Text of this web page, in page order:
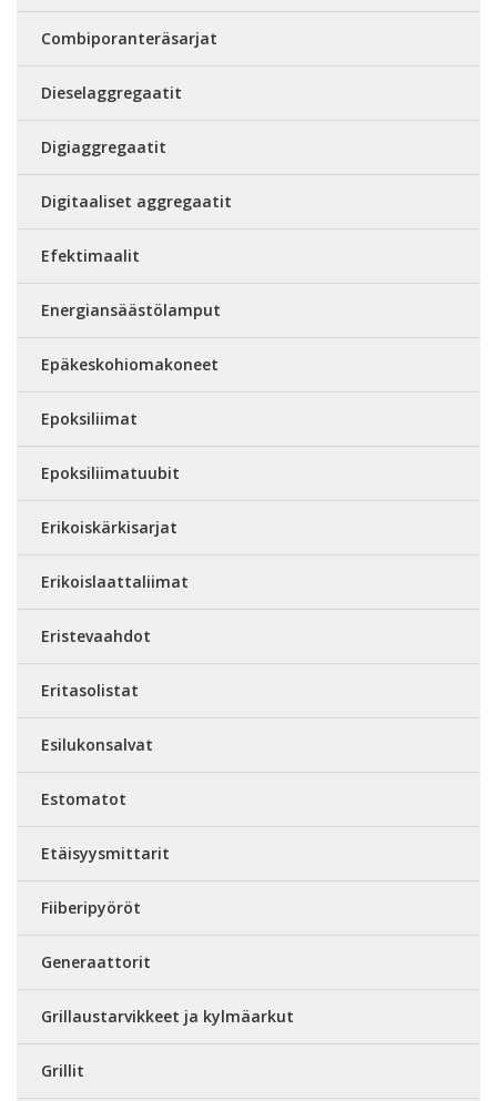
Combiporanteräsarjat
Dieselaggregaatit
Digiaggregaatit
Digitaaliset aggregaatit
Efektimaalit
Energiansäästölamput
Epäkeskohiomakoneet
Epoksiliimat
Epoksiliimatuubit
Erikoiskärkisarjat
Erikoislaattaliimat
Eristevaahdot
Eritasolistat
Esilukonsalvat
Estomatot
Etäisyysmittarit
Fiiberipyöröt
Generaattorit
Grillaustarvikkeet ja kylmäarkut
Grillit